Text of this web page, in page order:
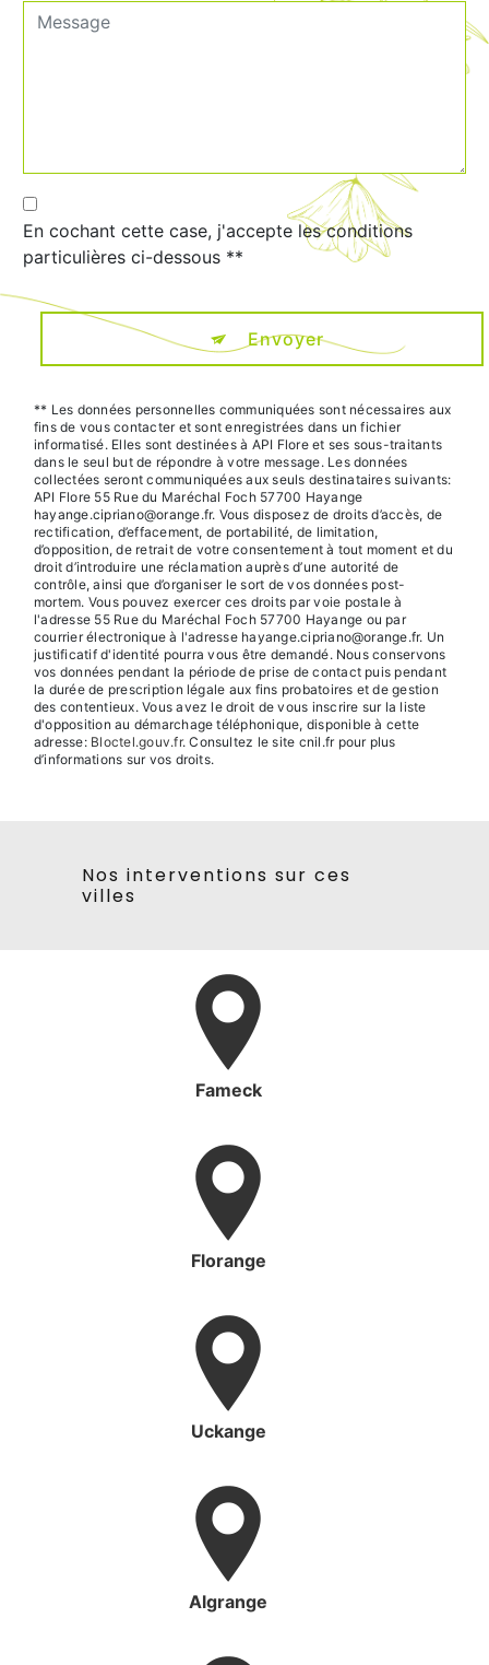
En cochant cette case, j'accepte les conditions
particulières ci-dessous **
Envoyer
** Les données personnelles communiquées sont nécessaires aux
fins de vous contacter et sont enregistrées dans un fichier
informatisé. Elles sont destinées à API Flore et ses sous-traitants
dans le seul but de répondre à votre message. Les données
collectées seront communiquées aux seuls destinataires suivants:
API Flore 55 Rue du Maréchal Foch 57700 Hayange
hayange.cipriano@orange.fr. Vous disposez de droits d’accès, de
rectification, d’effacement, de portabilité, de limitation,
d’opposition, de retrait de votre consentement à tout moment et du
droit d’introduire une réclamation auprès d’une autorité de
contrôle, ainsi que d’organiser le sort de vos données post-
mortem. Vous pouvez exercer ces droits par voie postale à
l'adresse 55 Rue du Maréchal Foch 57700 Hayange ou par
courrier électronique à l'adresse hayange.cipriano@orange.fr. Un
justificatif d'identité pourra vous être demandé. Nous conservons
vos données pendant la période de prise de contact puis pendant
la durée de prescription légale aux fins probatoires et de gestion
des contentieux. Vous avez le droit de vous inscrire sur la liste
d'opposition au démarchage téléphonique, disponible à cette
adresse: Bloctel.gouv.fr. Consultez le site cnil.fr pour plus
d’informations sur vos droits.
Nos interventions sur ces
villes
Fameck
Florange
Uckange
Algrange